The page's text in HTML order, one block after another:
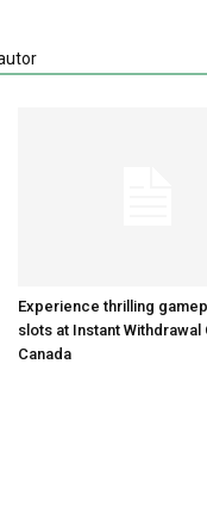
Experience thrilling
slots at Instant Withdrawal
Canada